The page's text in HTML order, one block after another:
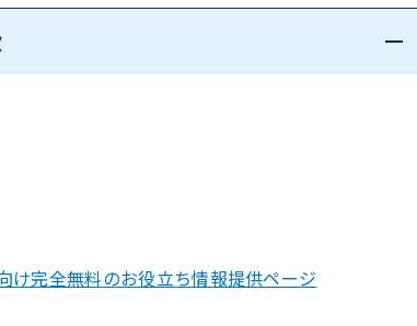
け完全無料のお役立ち情報提供ページ